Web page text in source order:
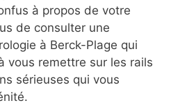
à propos de votre
de consulter une
à Berck-Plage qui
vous remettre sur les rails
sérieuses qui vous